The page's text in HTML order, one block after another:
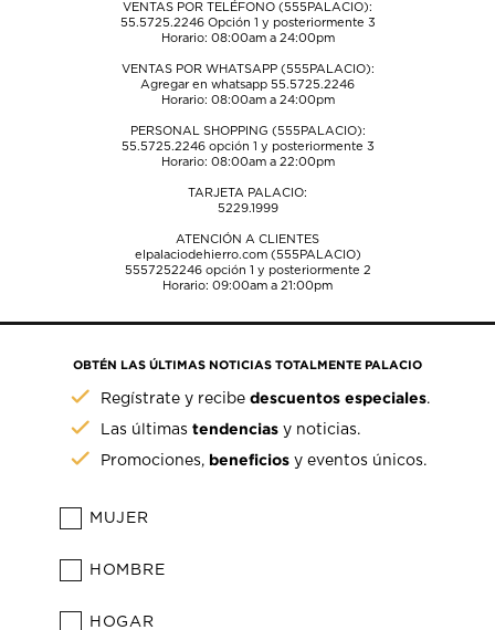
VENTAS POR TELÉFONO (555PALACIO):
55.5725.2246Opción 1 y posteriormente 3
Horario: 08:00am a 24:00pm
VENTAS POR WHATSAPP (555PALACIO):
Agregar en whatsapp 55.5725.2246
Horario: 08:00am a 24:00pm
PERSONAL SHOPPING (555PALACIO):
55.5725.2246opción 1 y posteriormente 3
Horario: 08:00am a 22:00pm
TARJETA PALACIO:
5229.1999
ATENCIÓN A CLIENTES
elpalaciodehierro.com (555PALACIO)
5557252246opción 1 y posteriormente 2
Horario: 09:00am a 21:00pm
OBTÉN LAS ÚLTIMAS NOTICIAS TOTALMENTE PALACIO
Regístrate y recibedescuentos especiales.
Las últimastendencias y noticias.
Promociones, beneficios y eventos únicos.
MUJER
HOMBRE
HOGAR